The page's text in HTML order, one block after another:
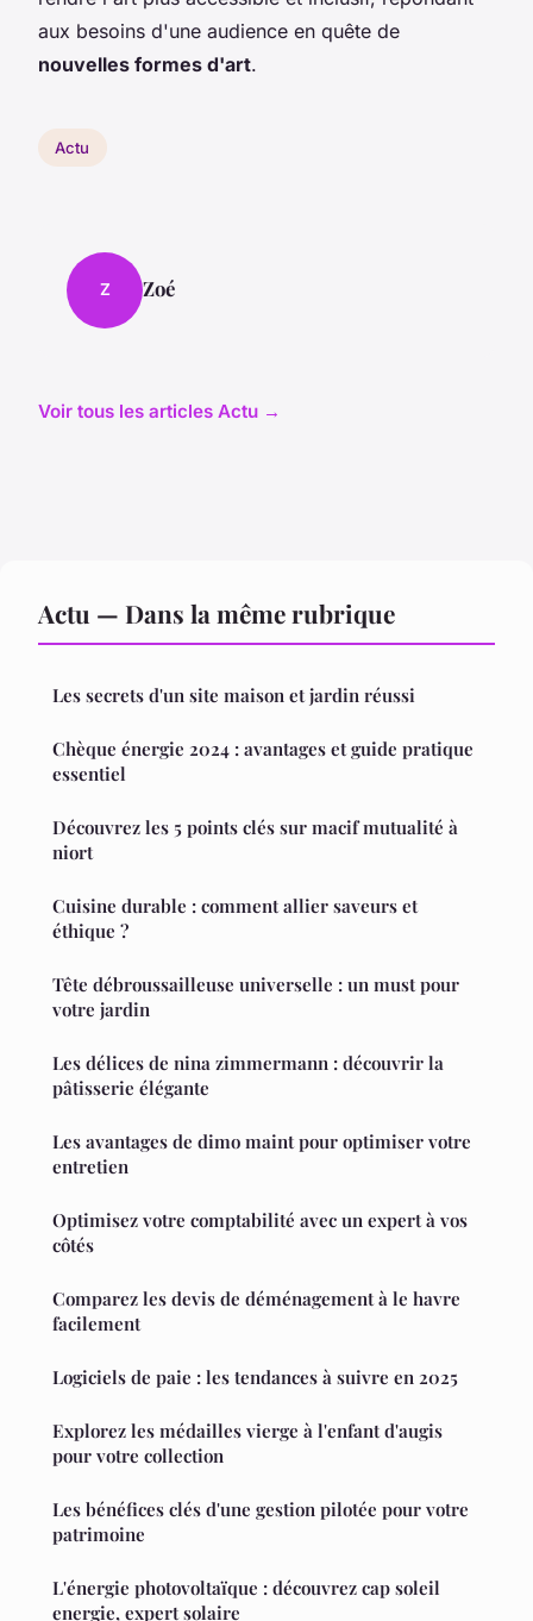
aux besoins d'une audience en quête de
nouvelles formes d'art.
Actu
Z Zoé
Voir tous les articles Actu →
Actu — Dans la même rubrique
Les secrets d'un site maison et jardin réussi
Chèque énergie 2024 : avantages et guide pratique
essentiel
Découvrez les 5 points clés sur macif mutualité à
niort
Cuisine durable : comment allier saveurs et
éthique ?
Tête débroussailleuse universelle : un must pour
votre jardin
Les délices de nina zimmermann : découvrir la
pâtisserie élégante
Les avantages de dimo maint pour optimiser votre
entretien
Optimisez votre comptabilité avec un expert à vos
côtés
Comparez les devis de déménagement à le havre
facilement
Logiciels de paie : les tendances à suivre en 2025
Explorez les médailles vierge à l'enfant d'augis
pour votre collection
Les bénéfices clés d'une gestion pilotée pour votre
patrimoine
L'énergie photovoltaïque : découvrez cap soleil
energie, expert solaire